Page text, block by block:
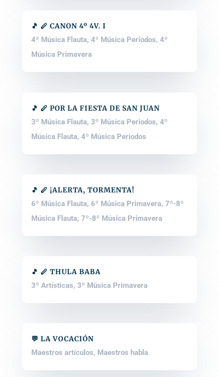
🎵 🪈 CANON 4º 4V. I
4º Música Flauta, 4º Música Periodos, 4º
Música Primavera
🎵 🪈 POR LA FIESTA DE SAN JUAN
3º Música Flauta, 3º Música Periodos, 4º
Música Flauta, 4º Música Periodos
🎵 🪈 ¡ALERTA, TORMENTA!
6º Música Flauta, 6º Música Primavera, 7º-8º
Música Flauta, 7º-8º Música Primavera
🎵 🪈 THULA BABA
3º Artísticas, 3º Música Primavera
💬 LA VOCACIÓN
Maestros artículos, Maestros habla